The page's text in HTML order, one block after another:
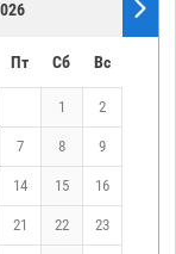
Пт Сб Вс
1 2
7 8 9
14 15 16
21 22 23